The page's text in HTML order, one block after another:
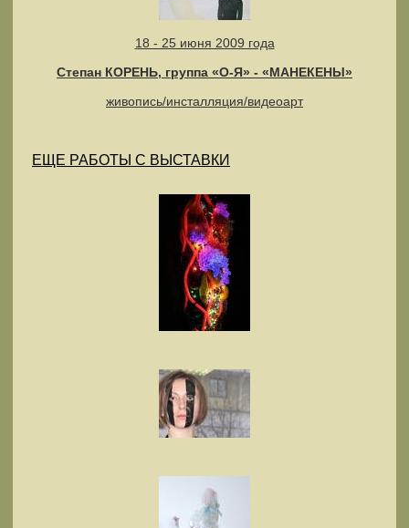
18 - 25 июня 2009 года
Степан КОРЕНЬ, группа «О-Я» - «МАНЕКЕНЫ»
живопись/инсталляция/видеоарт
ЕЩЕ РАБОТЫ С ВЫСТАВКИ